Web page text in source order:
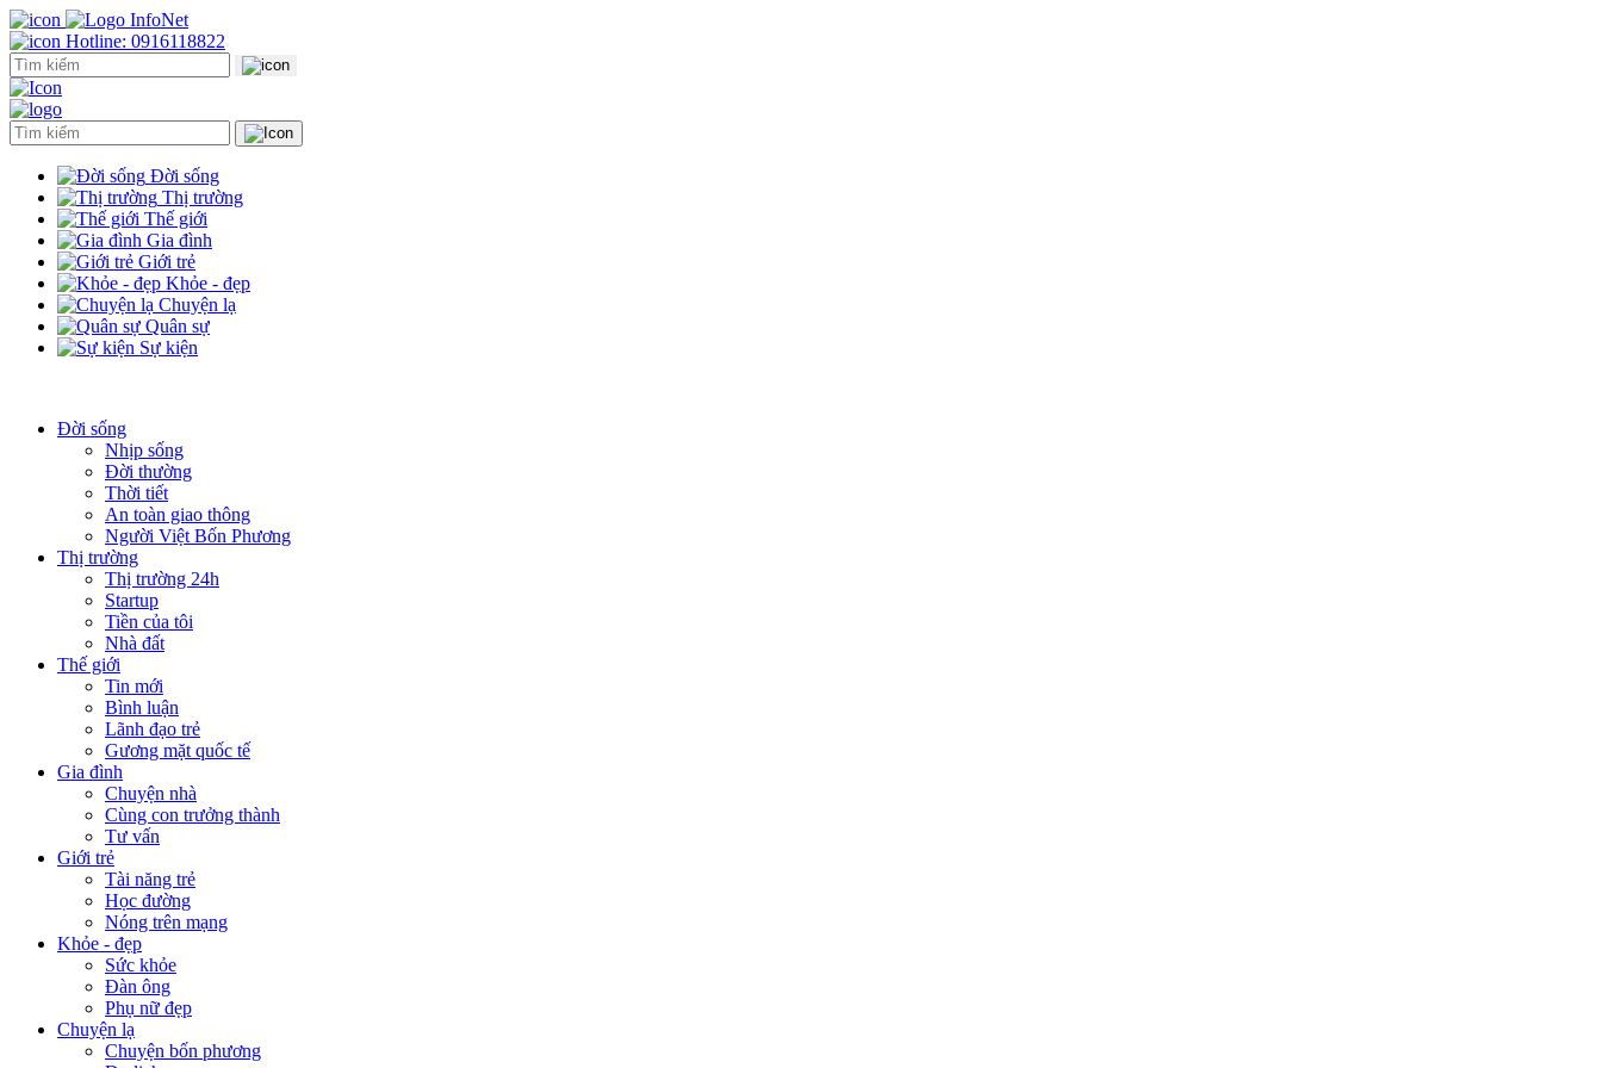
Hotline: 0916118822
Đời sống
Thị trường
Thế giới
Gia đình
Giới trẻ
Khỏe - đẹp
Chuyện lạ
Quân sự
Sự kiện
Đời sống
Nhịp sống
Đời thường
Thời tiết
An toàn giao thông
Người Việt Bốn Phương
Thị trường
Thị trường 24h
Startup
Tiền của tôi
Nhà đất
Thế giới
Tin mới
Bình luận
Lãnh đạo trẻ
Gương mặt quốc tế
Gia đình
Chuyện nhà
Cùng con trưởng thành
Tư vấn
Giới trẻ
Tài năng trẻ
Học đường
Nóng trên mạng
Khỏe - đẹp
Sức khỏe
Đàn ông
Phụ nữ đẹp
Chuyện lạ
Chuyện bốn phương